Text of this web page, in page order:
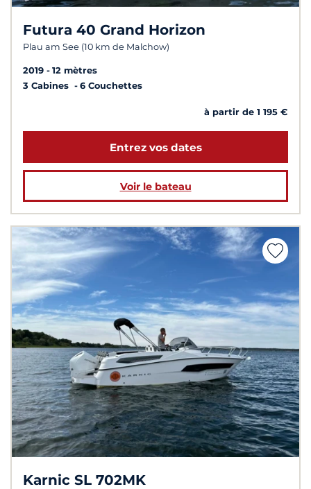
Futura 40 Grand Horizon
Plau am See (10 km de Malchow)
2019
12 mètres
3 Cabines
6 Couchettes
à partir de 1 195 €
Entrez vos dates
Voir le bateau
Karnic SL 702MK